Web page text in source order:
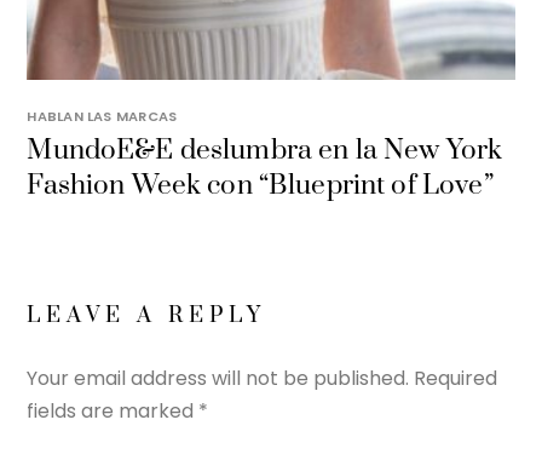
HABLAN LAS MARCAS
MundoE&E deslumbra en la New York
Fashion Week con “Blueprint of Love”
LEAVE A REPLY
Your email address will not be published. Required
fields are marked *